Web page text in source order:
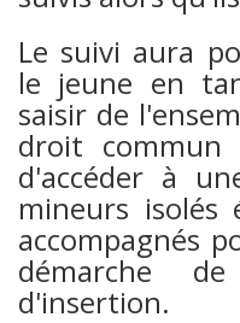
Le suivi aura
le jeune en
saisir de
droit
d'accéder à
mineurs isolés
accompagnés
démarche
d'insertion.